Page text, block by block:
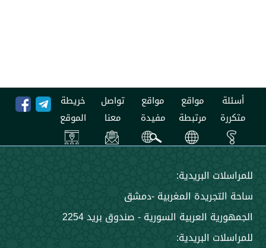
مواقع
مرتبطة
مواقع
مفيدة
تواصل
معنا
خريطة
الموقع
البريدية:
المغربية -دمشق
العربية السورية - صندوق بريد 2254
البريدية: